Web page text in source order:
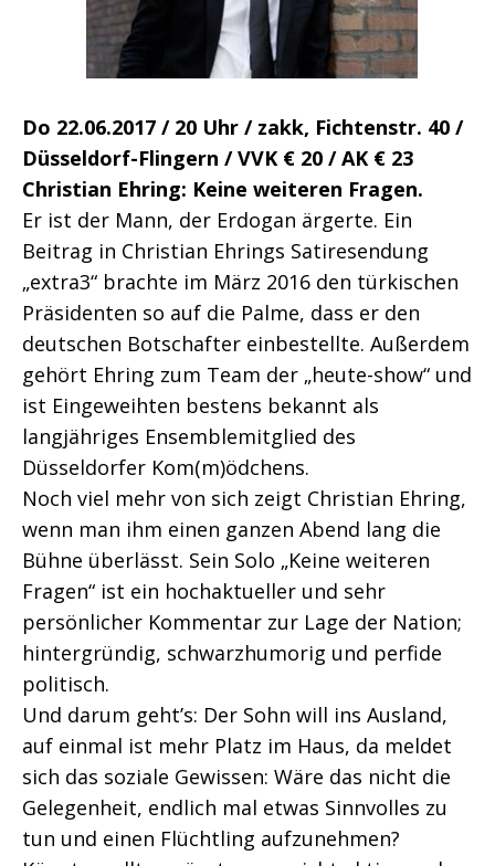
Do 22.06.2017 / 20 Uhr / zakk, Fichtenstr. 40 /
Düsseldorf-Flingern / VVK € 20 / AK € 23
Christian Ehring: Keine weiteren Fragen.
Er ist der Mann, der Erdogan ärgerte. Ein
Beitrag in Christian Ehrings Satiresendung
„extra3“ brachte im März 2016 den türkischen
Präsidenten so auf die Palme, dass er den
deutschen Botschafter einbestellte. Außerdem
gehört Ehring zum Team der „heute-show“ und
ist Eingeweihten bestens bekannt als
langjähriges Ensemblemitglied des
Düsseldorfer Kom(m)ödchens.
Noch viel mehr von sich zeigt Christian Ehring,
wenn man ihm einen ganzen Abend lang die
Bühne überlässt. Sein Solo „Keine weiteren
Fragen“ ist ein hochaktueller und sehr
persönlicher Kommentar zur Lage der Nation;
hintergründig, schwarzhumorig und perfide
politisch.
Und darum geht’s: Der Sohn will ins Ausland,
auf einmal ist mehr Platz im Haus, da meldet
sich das soziale Gewissen: Wäre das nicht die
Gelegenheit, endlich mal etwas Sinnvolles zu
tun und einen Flüchtling aufzunehmen?